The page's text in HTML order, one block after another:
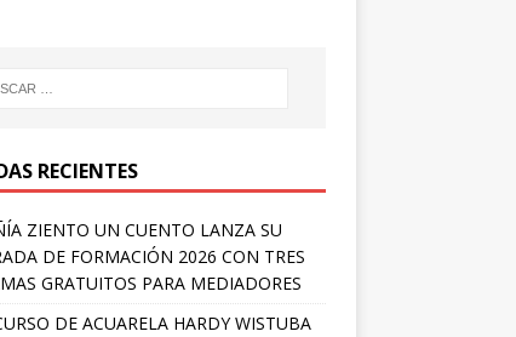
RECIENTES
ZIENTO UN CUENTO LANZA SU
DE FORMACIÓN 2026 CON TRES
GRATUITOS PARA MEDIADORES
DE ACUARELA HARDY WISTUBA